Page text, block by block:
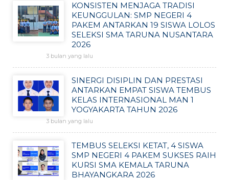
KONSISTEN MENJAGA TRADISI
KEUNGGULAN: SMP NEGERI 4
PAKEM ANTARKAN 19 SISWA LOLOS
SELEKSI SMA TARUNA NUSANTARA
2026
3 bulan yang lalu
SINERGI DISIPLIN DAN PRESTASI
ANTARKAN EMPAT SISWA TEMBUS
KELAS INTERNASIONAL MAN 1
YOGYAKARTA TAHUN 2026
3 bulan yang lalu
TEMBUS SELEKSI KETAT, 4 SISWA
SMP NEGERI 4 PAKEM SUKSES RAIH
KURSI SMA KEMALA TARUNA
BHAYANGKARA 2026